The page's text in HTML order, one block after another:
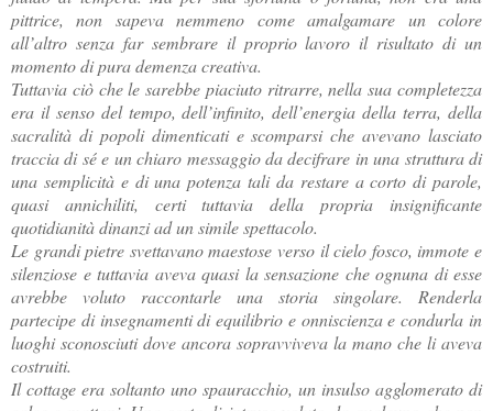
pittrice, non sapeva nemmeno come amalgamare un colore
all’altro senza far sembrare il proprio lavoro il risultato di un
momento di pura demenza creativa.
Tuttavia ciò che le sarebbe piaciuto ritrarre, nella sua completezza
era il senso del tempo, dell’infinito, dell’energia della terra, della
sacralità di popoli dimenticati e scomparsi che avevano lasciato
traccia di sé e un chiaro messaggio da decifrare in una struttura di
una semplicità e di una potenza tali da restare a corto di parole,
quasi annichiliti, certi tuttavia della propria insignificante
quotidianità dinanzi ad un simile spettacolo.
Le grandi pietre svettavano maestose verso il cielo fosco, immote e
silenziose e tuttavia aveva quasi la sensazione che ognuna di esse
avrebbe voluto raccontarle una storia singolare. Renderla
partecipe di insegnamenti di equilibrio e onniscienza e condurla in
luoghi sconosciuti dove ancora sopravviveva la mano che li aveva
costruiti.
Il cottage era soltanto uno spauracchio, un insulso agglomerato di